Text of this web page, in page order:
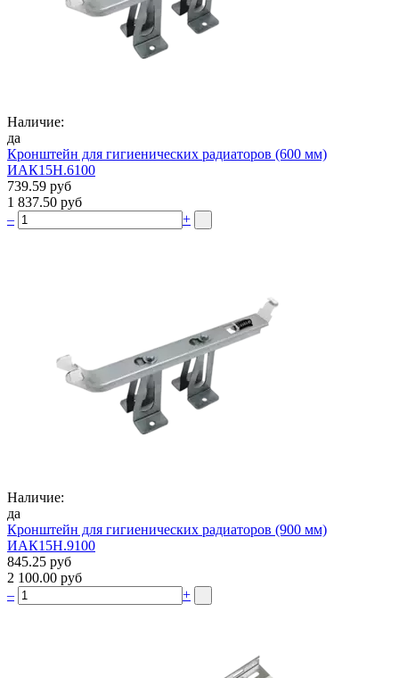
Наличие:
да
Кронштейн для гигиенических радиаторов (600 мм)
ИАК15Н.6100
739.59 руб
1 837.50 руб
–
+
Наличие:
да
Кронштейн для гигиенических радиаторов (900 мм)
ИАК15Н.9100
845.25 руб
2 100.00 руб
–
+